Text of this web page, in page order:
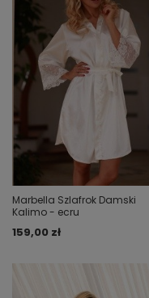
Marbella Szlafrok Damski
Kalimo - ecru
159,00 zł